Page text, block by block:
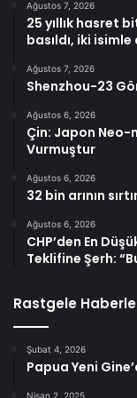
Ağustos 7, 2026
25 yıllık hasret
basıldı, iki
Ağustos 7, 2026
Shenzhou-23
Ağustos 6, 2026
Çin: Japon Neo-
Vurmuştur
Ağustos 6, 2026
32 bin arının
Ağustos 6, 2026
CHP’den En
Teklifine Şerh:
Rastgele
Şubat 4, 2026
Papua Yeni
Nisan 2, 2025